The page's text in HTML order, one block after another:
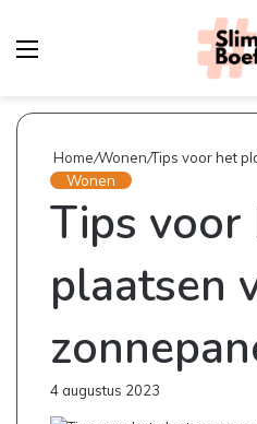
Menu
Home/Wonen/Tips voor het
Wonen
Tips voor
plaatsen
4 augustus 2023